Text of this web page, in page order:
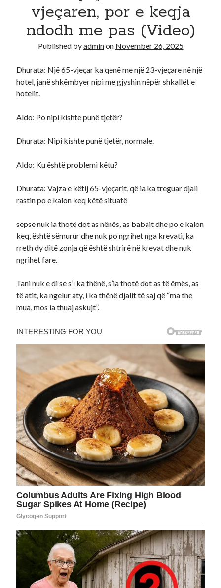
Recent Comments
A WordPress CommenteronHello world!
vjeçaren, por e keqja
ndodh me pas (Video)
Published byadminon November 26, 2025
Dhurata: Një 65-vjeçar ka qenë me një 23-vjeçare në një
hotel, janë shkëmbyer nipi me gjyshin nëpër shkallët e
hotelit.
Aldo: Po nipi kishte punë tjetër?
Dhurata: Nipi kishte punë tjetër, normale.
Aldo: Ku është problemi këtu?
Dhurata: Vajza e këtij 65-vjeçarit, që ia ka treguar djali
rastin po e kalon keq këtë situatë
sepse nuk ia thotë dot as nënës, as babait dhe po e kalon
keq, është sëmurur dhe nuk po ngrihet nga krevati, ka
rreth dy ditë zonja që është shtrirë në krevat dhe nuk
ngrihet fare.
Tani nuk e di se s’i ka thënë, s’ia thotë dot as të ëmës, as
të atit, ka ngelur aty, i ka thënë djalit të saj që “ma the
mua, mos ia thuaj askujt”.